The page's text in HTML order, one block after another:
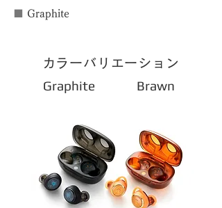
Graphite
​カラーバリエーション
Graphite Brawn